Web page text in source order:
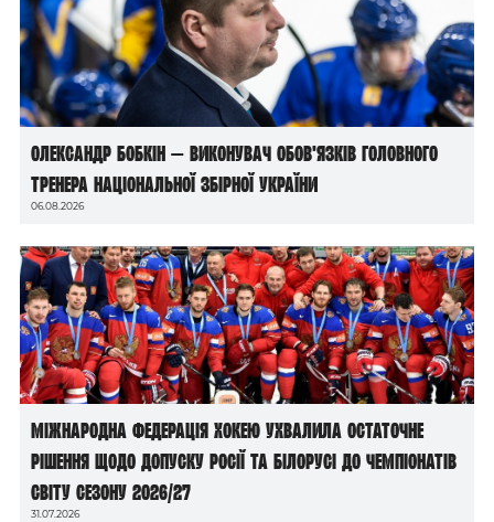
Олександр Бобкін — виконувач обов’язків головного
тренера національної збірної України
06.08.2026
Міжнародна федерація хокею ухвалила остаточне
рішення щодо допуску росії та білорусі до чемпіонатів
світу сезону 2026/27
31.07.2026